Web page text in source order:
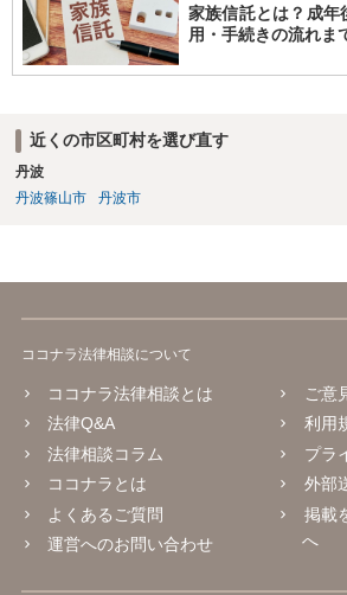
家族信託とは？成年
用・手続きの流れま
近くの市区町村を選び直す
丹波
丹波篠山市
丹波市
ココナラ法律相談について
ココナラ法律相談とは
法律Q&A
法律相談コラム
ココナラとは
よくあるご質問
運営へのお問い合わせ
ご意
利用
プラ
外部
掲載
へ